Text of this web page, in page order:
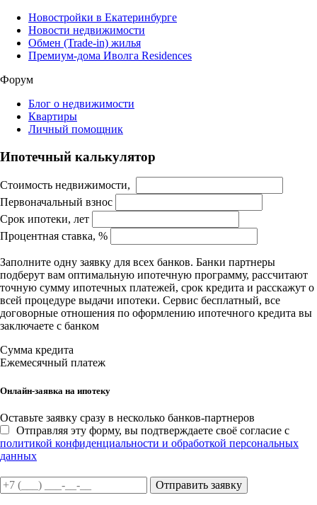
Новостройки в Екатеринбурге
Новости недвижимости
Обмен (Trade-in) жилья
Премиум-дома Иволга Residences
Форум
Блог о недвижимости
Квартиры
Личный помощник
Ипотечный калькулятор
Стоимость недвижимости,
Первоначальный взнос
Срок ипотеки, лет
Процентная ставка, %
Заполните одну заявку для всех банков. Банки партнеры
подберут вам оптимальную ипотечную программу, рассчитают
точную сумму ипотечных платежей, срок кредита и расскажут о
всей процедуре выдачи ипотеки. Сервис бесплатный, все
договорные отношения по оформлению ипотечного кредита вы
заключаете с банком
Сумма кредита
Ежемесячный платеж
Онлайн-заявка на ипотеку
Оставьте заявку сразу в несколько банков-партнеров
Отправляя эту форму, вы подтверждаете своё согласие с
политикой конфиденциальности и обработкой персональных
данных
Отправить заявку